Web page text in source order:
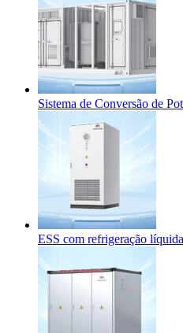
Sistema de Conversão de
ESS com refrigeração